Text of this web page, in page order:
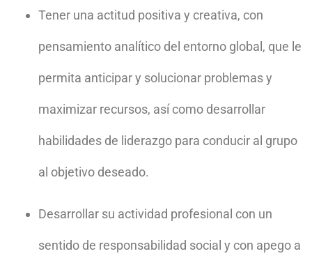
Tener una actitud positiva y creativa, con
pensamiento analítico del entorno global, que le
permita anticipary solucionar problemasy
maximizar recursos, así como desarrollar
habilidades de liderazgo para conducir al grupo
al objetivo deseado.
Desarrollar su actividad profesional con un
sentido de responsabilidad social y con apego a